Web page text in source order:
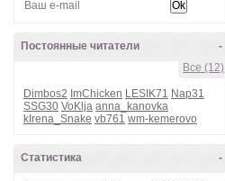
-
Постоянные читатели
Все (12)
Dimbos2 ImChicken LESIK71 Nap31
SSG30 VoKlja anna_kanovka
kIrena_Snake vb761 wm-kemerovo
-
Статистика